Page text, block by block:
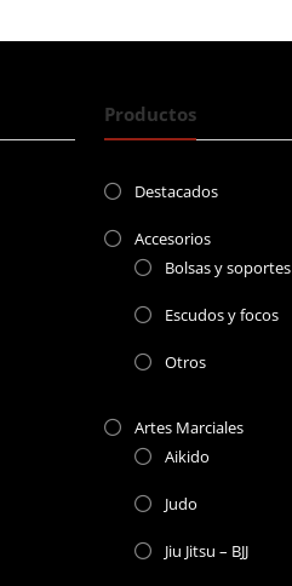
Productos
Destacados
Accesorios
Bolsas y soportes
Escudos y focos
Otros
Artes Marciales
Aikido
Judo
Jiu Jitsu – BJJ